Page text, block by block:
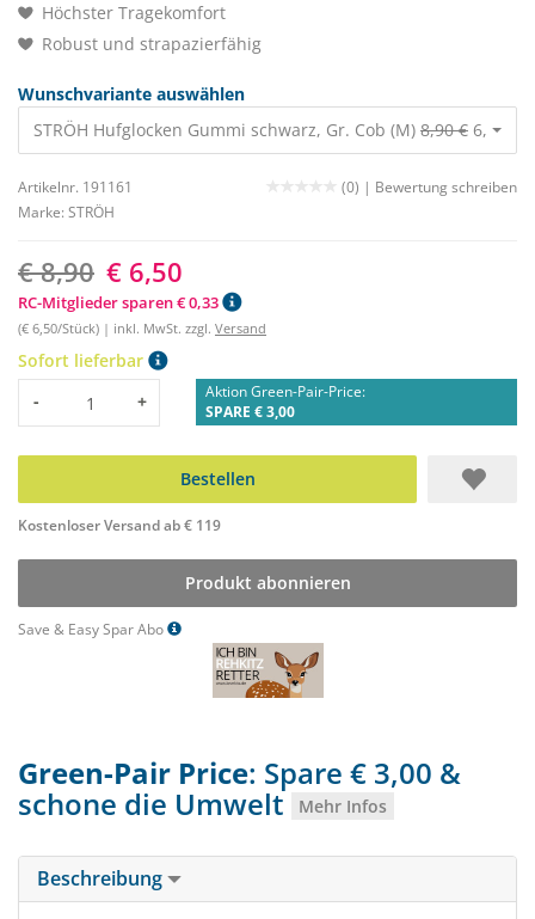
Höchster Tragekomfort
Robust und strapazierfähig
Wunschvariante auswählen
STRÖH Hufglocken Gummi schwarz, Gr. Cob (M) 8,90 € 6,50 €
Artikelnr. 191161 (0) | Bewertung schreiben
Marke: STRÖH
€ 8,90 € 6,50
RC-Mitglieder sparen € 0,33
(€ 6,50/Stück) | inkl. MwSt. zzgl. Versand
Sofort lieferbar
Menge
- +
Aktion Green-Pair-Price:
SPARE € 3,00
Bestellen
Kostenloser Versand ab € 119
Produkt abonnieren
Save & Easy Spar Abo
Green-Pair Price: Spare € 3,00 &
schone die Umwelt Mehr Infos
Beschreibung